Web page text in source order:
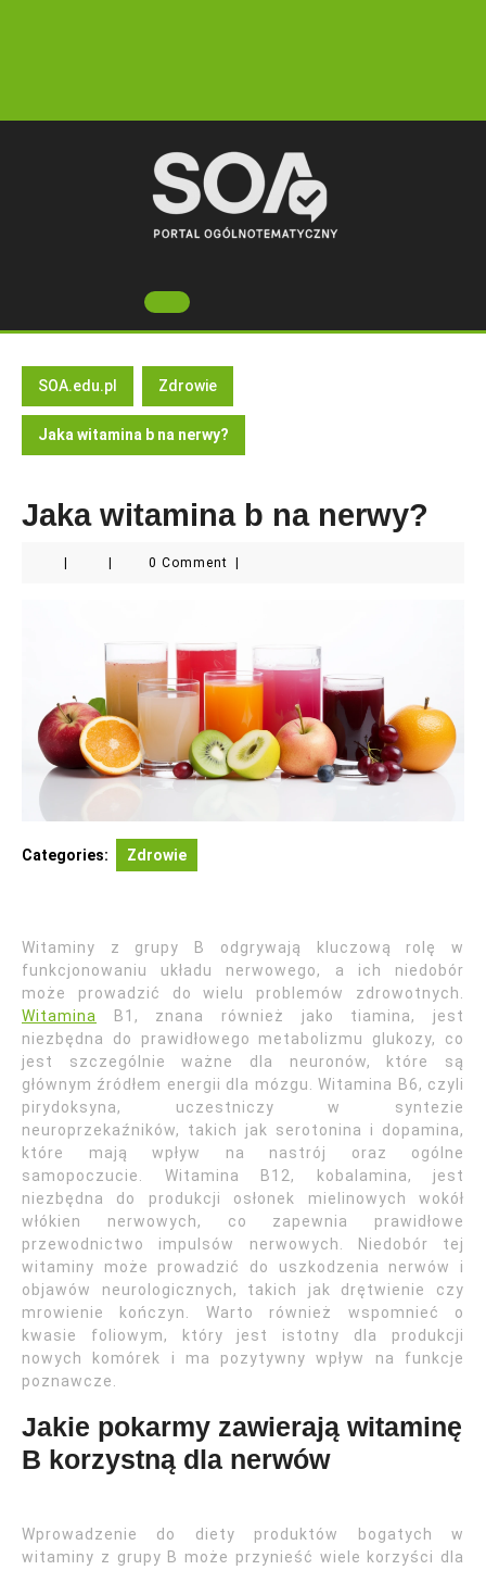
Open
Button
SOA.edu.pl Zdrowie
Jaka witamina b na nerwy?
Jaka witamina b na nerwy?
0 Comment
Categories: Zdrowie
Witaminy z grupy B odgrywają kluczową rolę w
funkcjonowaniu układu nerwowego, a ich niedobór
może prowadzić do wielu problemów zdrowotnych.
Witamina
B1, znana również jako tiamina, jest
niezbędna do prawidłowego metabolizmu glukozy, co
jest szczególnie ważne dla neuronów, które są
głównym źródłem energii dla mózgu. Witamina B6, czyli
pirydoksyna, uczestniczy w syntezie
neuroprzekaźników, takich jak serotonina i dopamina,
które mają wpływ na nastrój oraz ogólne
samopoczucie. Witamina B12, kobalamina, jest
niezbędna do produkcji osłonek mielinowych wokół
włókien nerwowych, co zapewnia prawidłowe
przewodnictwo impulsów nerwowych. Niedobór tej
witaminy może prowadzić do uszkodzenia nerwów i
objawów neurologicznych, takich jak drętwienie czy
mrowienie kończyn. Warto również wspomnieć o
kwasie foliowym, który jest istotny dla produkcji
nowych komórek i ma pozytywny wpływ na funkcje
poznawcze.
Jakie pokarmy zawierają witaminę
B korzystną dla nerwów
Wprowadzenie do diety produktów bogatych w
witaminy z grupy B może przynieść wiele korzyści dla